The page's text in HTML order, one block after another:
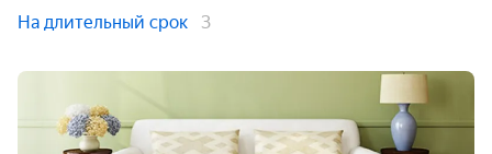
На длительный срок 3